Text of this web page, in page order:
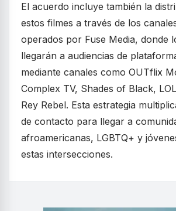
El acuerdo incluye también la
estos filmes a través de los
operados por Fuse Media, donde
llegarán a audiencias de
mediante canales como OUTflix
Complex TV, Shades of Black,
Rey Rebel. Esta estrategia
de contacto para llegar a
afroamericanas, LGBTQ+ y
estas intersecciones.